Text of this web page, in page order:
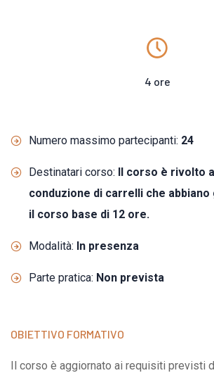
4 ore
Numero massimo partecipanti: 24
Destinatari corso: Il corso è rivolto
conduzione di carrelli che
il corso base di 12 ore.
Modalità: In presenza
Parte pratica: Non prevista
OBIETTIVO FORMATIVO
Il corso è aggiornato ai requisiti previsti